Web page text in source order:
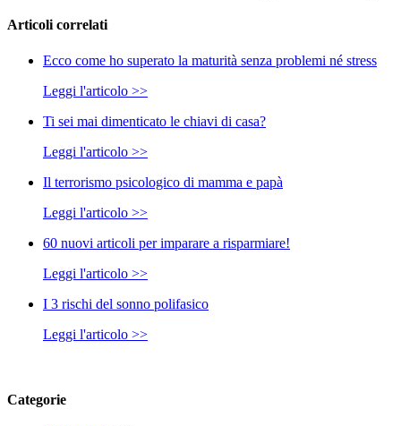
Articoli correlati
Ecco come ho superato la maturità senza problemi né stress
Leggi l'articolo >>
Ti sei mai dimenticato le chiavi di casa?
Leggi l'articolo >>
Il terrorismo psicologico di mamma e papà
Leggi l'articolo >>
60 nuovi articoli per imparare a risparmiare!
Leggi l'articolo >>
I 3 rischi del sonno polifasico
Leggi l'articolo >>
Categorie